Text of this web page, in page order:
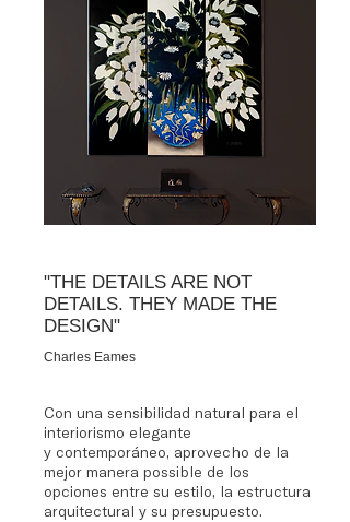
"THE DETAILS ARE NOT
DETAILS. THEY MADE THE
DESIGN"
Charles Eames
Con una sensibilidad natural para el
interiorismo elegante
y contemporáneo, aprovecho de la
mejor manera possible de los
opciones entre su estilo, la estructura
arquitectural y su presupuesto.